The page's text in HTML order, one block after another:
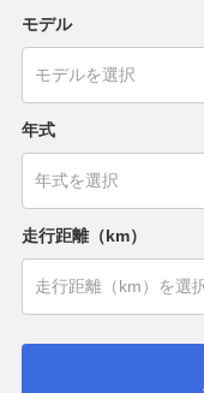
モデル
年式
走行距離（km）